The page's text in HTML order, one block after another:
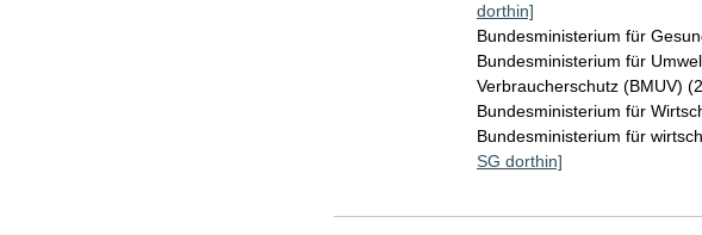
dorthin]
Bundesministerium für
Bundesministerium für
Verbraucherschutz (BMUV)
Bundesministerium für
Bundesministerium für
SG dorthin]